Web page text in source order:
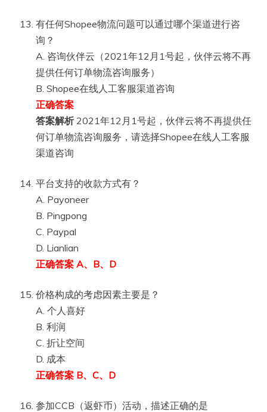
有任何Shopee物流问题可以通过哪个渠道进行咨
询？
A. 咨询伙伴云（2021年12月1号起，伙伴云将不再
提供任何订单物流咨询服务）
B. Shopee在线人工客服渠道咨询
正确答案
答案解析2021年12月1号起，伙伴云将不再提供任
何订单物流咨询服务，请选择Shopee在线人工客服
渠道咨询
平台支持的收款方式有？
A. Payoneer
B. Pingpong
C. Paypal
D. Lianlian
正确答案 A、B、D
价格构成的考虑因素主要是？
A. 个人喜好
B. 利润
C. 折让空间
D. 成本
正确答案 B、C、D
参加CCB（返虾币）活动，描述正确的是